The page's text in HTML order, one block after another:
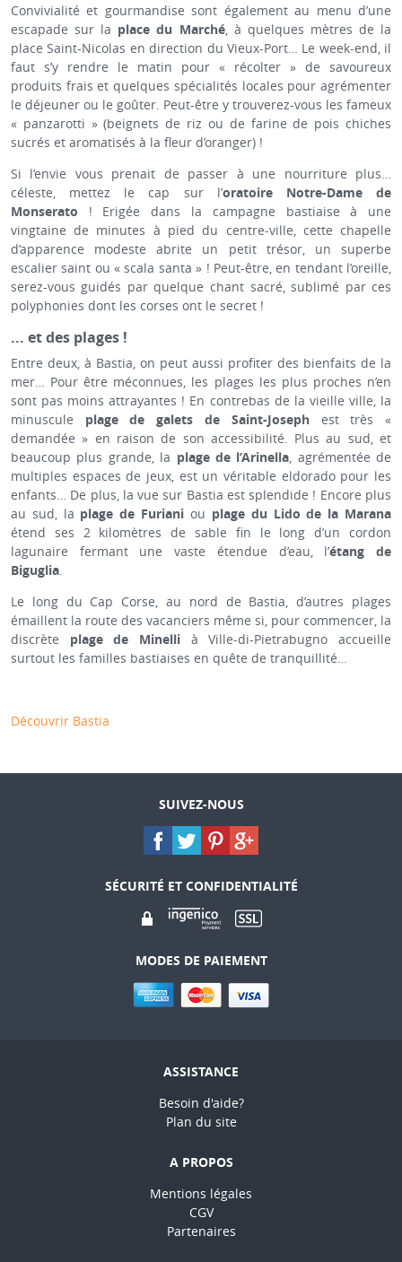
Convivialité et gourmandise sont également au menu d’une
escapade sur la place du Marché, à quelques mètres de la
place Saint-Nicolas en direction du Vieux-Port… Le week-end, il
faut s’y rendre le matin pour « récolter » de savoureux
produits frais et quelques spécialités locales pour agrémenter
le déjeuner ou le goûter. Peut-être y trouverez-vous les fameux
« panzarotti » (beignets de riz ou de farine de pois chiches
sucrés et aromatisés à la fleur d’oranger) !
Si l’envie vous prenait de passer à une nourriture plus…
céleste, mettez le cap sur l’oratoire Notre-Dame de
Monserato ! Erigée dans la campagne bastiaise à une
vingtaine de minutes à pied du centre-ville, cette chapelle
d’apparence modeste abrite un petit trésor, un superbe
escalier saint ou « scala santa » ! Peut-être, en tendant l’oreille,
serez-vous guidés par quelque chant sacré, sublimé par ces
polyphonies dont les corses ont le secret !
... et des plages !
Entre deux, à Bastia, on peut aussi profiter des bienfaits de la
mer… Pour être méconnues, les plages les plus proches n’en
sont pas moins attrayantes ! En contrebas de la vieille ville, la
minuscule plage de galets de Saint-Josephest très «
demandée » en raison de son accessibilité. Plus au sud, et
beaucoup plus grande, la plage de l’Arinella, agrémentée de
multiples espaces de jeux, est un véritable eldorado pour les
enfants… De plus, la vue sur Bastia est splendide ! Encore plus
au sud, la plage de Furiani ou plage du Lido de la Marana
étend ses 2 kilomètres de sable fin le long d’un cordon
lagunaire fermant une vaste étendue d’eau, l’étang de
Biguglia.
Le long du Cap Corse, au nord de Bastia, d’autres plages
émaillent la route des vacanciers même si, pour commencer, la
discrète plage de Minelli à Ville-di-Pietrabugno accueille
surtout les familles bastiaises en quête de tranquillité…
Découvrir Bastia
SUIVEZ-NOUS
SÉCURITÉ ET CONFIDENTIALITÉ
MODES DE PAIEMENT
ASSISTANCE
Besoin d'aide?
Plan du site
A PROPOS
Mentions légales
CGV
Partenaires